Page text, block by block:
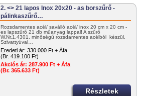
2. <> 21 lapos Inox 20x20 - as borszűrő -
pálinkaszűrő…
Rozsdamentes acél/ saválló acél/ inox 20 cm x 20 cm -
es lapszűrő 21 db műanyag lappal! A szűrő
W.Nr.1.4301. minőségű rozsdamentes acélból készül.
Szivattyúval…
Eredeti ár: 330.000 Ft + Áfa
(Br. 419.100 Ft)
Akciós ár: 287.900 Ft + Áfa
(Br. 365.633 Ft)
Részletek